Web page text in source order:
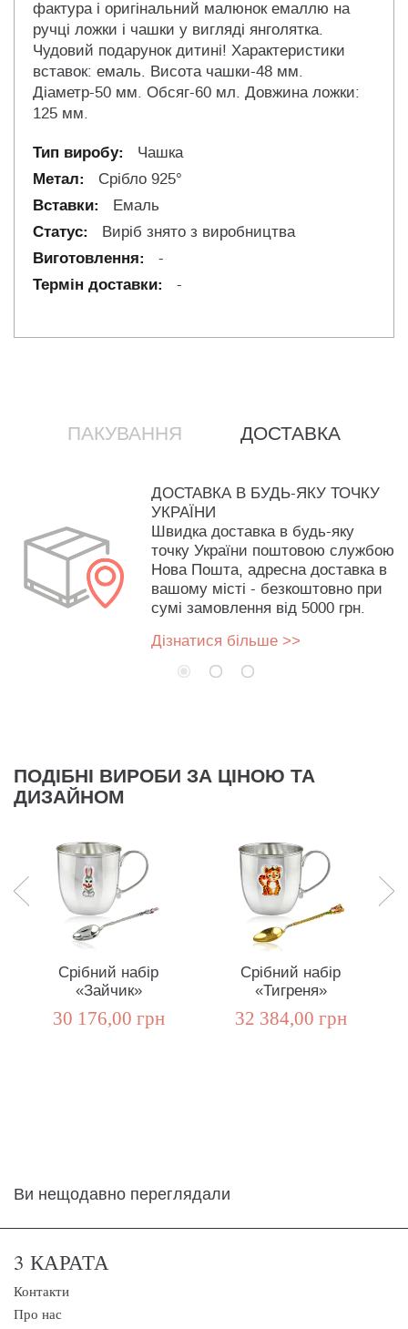
фактура і оригінальний малюнок емаллю на
ручці ложки і чашки у вигляді янголятка.
Чудовий подарунок дитині! Характеристики
вставок: емаль. Висота чашки-48 мм.
Діаметр-50 мм. Обсяг-60 мл. Довжина ложки:
125 мм.
Чашка
Срібло 925°
Емаль
Виріб знято з виробництва
-
-
ПАКУВАННЯ ДОСТАВКА
ДОСТАВКА В БУДЬ-ЯКУ ТОЧКУ
УКРАЇНИ
Швидка доставка в будь-яку
точку України поштовою службою
Нова Пошта, адресна доставка в
вашому місті - безкоштовно при
сумі замовлення від 5000 грн.
Дізнатися більше >>
ПОДІБНІ ВИРОБИ ЗА ЦІНОЮ ТА
ДИЗАЙНОМ
Срібний набір
«Зайчик»
30 176,00 грн
Срібний набір
«Тигреня»
32 384,00 грн
Ви нещодавно переглядали
3 КАРАТА
Контакти
Про нас